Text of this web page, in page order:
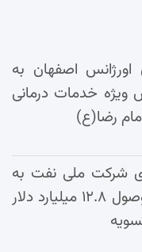
اورژانس اصفهان به
خدمات درمانی
رضا(ع)
دلاری شرکت ملی نفت به
صندوق توسعه ملی؛ وصول ۱۲.۸ میلیارد دلار